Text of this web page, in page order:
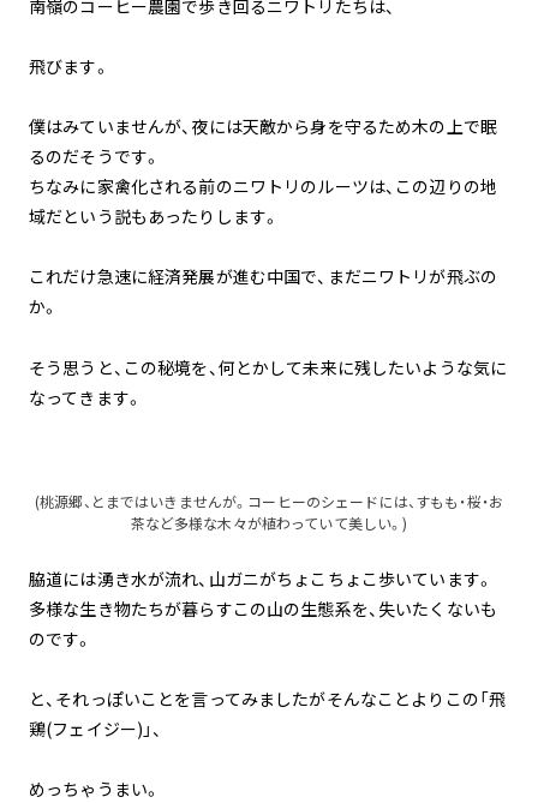
南嶺のコーヒー農園で歩き回るニワトリたちは、
飛びます。
僕はみていませんが、夜には天敵から身を守るため木の上で眠
るのだそうです。
ちなみに家禽化される前のニワトリのルーツは、この辺りの地
域だという説もあったりします。
これだけ急速に経済発展が進む中国で、まだニワトリが飛ぶの
か。
そう思うと、この秘境を、何とかして未来に残したいような気に
なってきます。
(桃源郷、とまではいきませんが。コーヒーのシェードには、すもも・桜・お
茶など多様な木々が植わっていて美しい。)
脇道には湧き水が流れ、山ガニがちょこちょこ歩いています。
多様な生き物たちが暮らすこの山の生態系を、失いたくないも
のです。
と、それっぽいことを言ってみましたがそんなことよりこの「飛
鶏(フェイジー)」、
めっちゃうまい。